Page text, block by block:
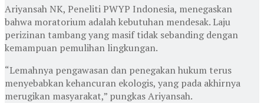
Ariyansah NK, Peneliti PWYP Indonesia, menegaskan
bahwa moratorium adalah kebutuhan mendesak. Laju
perizinan tambang yang masif tidak sebanding dengan
kemampuan pemulihan lingkungan.
“Lemahnya pengawasan dan penegakan hukum terus
menyebabkan kehancuran ekologis, yang pada akhirnya
merugikan masyarakat,” pungkas Ariyansah.